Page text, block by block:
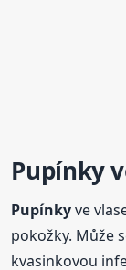
Pupínky
Pupínkyve
pokožky. Může
kvasinkovou